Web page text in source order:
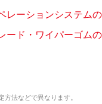
レーションシステム
ード・ワイパーゴム
法などで異なります。